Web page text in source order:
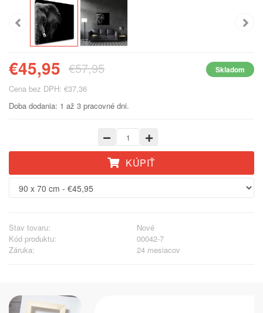
€45,95 €57,95 Skladom
Cena bez DPH: €37,36
Doba dodania: 1 až 3 pracovné dni.
KÚPIŤ
Stav tovaru:
Nové
Kód produktu:
00042-7
Záruka:
24 mesiacov